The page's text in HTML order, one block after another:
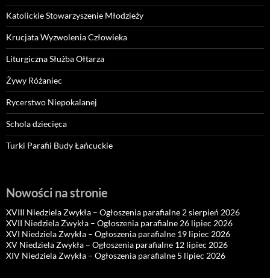
Katolickie Stowarzyszenie Młodzieży
Krucjata Wyzwolenia Człowieka
Liturgiczna Służba Ołtarza
Żywy Różaniec
Rycerstwo Niepokalanej
Schola dziecięca
Turki Parafii Budy Łańcuckie
Nowości na stronie
XVIII Niedziela Zwykła – Ogłoszenia parafialne 2 sierpień 2026
XVII Niedziela Zwykła – Ogłoszenia parafialne 26 lipiec 2026
XVI Niedziela Zwykła – Ogłoszenia parafialne 19 lipiec 2026
XV Niedziela Zwykła – Ogłoszenia parafialne 12 lipiec 2026
XIV Niedziela Zwykła – Ogłoszenia parafialne 5 lipiec 2026